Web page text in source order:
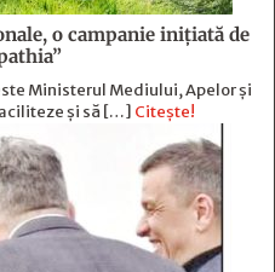
o campanie inițiată de
Ministerul Mediului, Apelor și
și să […] Citește!